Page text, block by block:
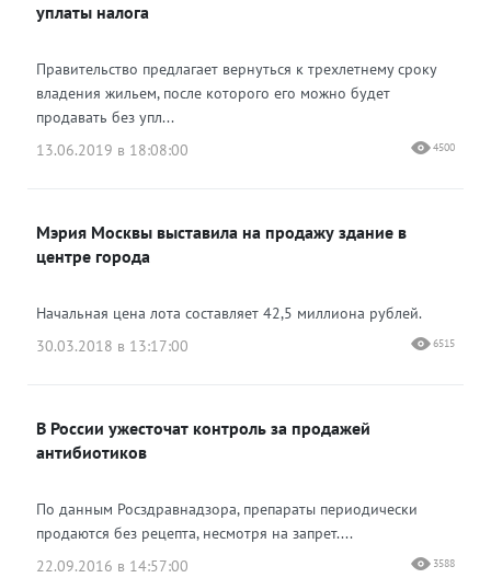
уплаты налога
Правительство предлагает вернуться к трехлетнему сроку
владения жильем, после которого его можно будет
продавать без упл...
13.06.2019 в 18:08:00
4500
Мэрия Москвы выставила на продажу здание в
центре города
Начальная цена лота составляет 42,5 миллиона рублей.
30.03.2018 в 13:17:00
6515
В России ужесточат контроль за продажей
антибиотиков
По данным Росздравнадзора, препараты периодически
продаются без рецепта, несмотря на запрет....
22.09.2016 в 14:57:00
3588